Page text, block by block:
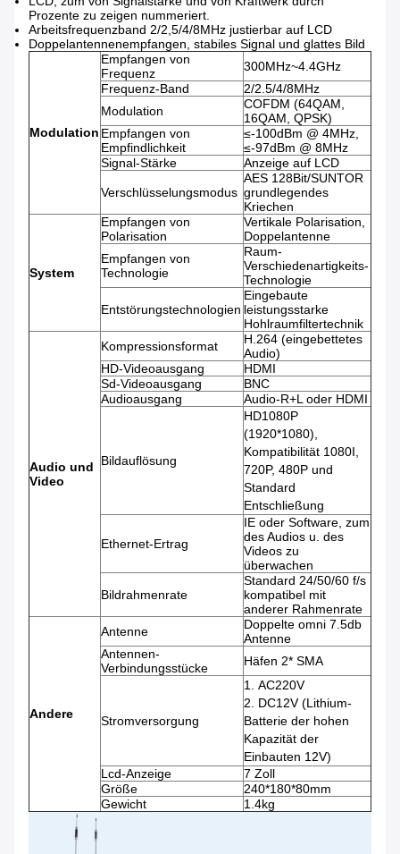
Prozente zu zeigen nummeriert.
Arbeitsfrequenzband 2/2,5/4/8MHz justierbar auf LCD
Doppelantennenempfangen, stabiles Signal und glattes Bild
Modulation
Empfangen von
Frequenz
300MHz~4.4GHz
Frequenz-Band
2/2.5/4/8MHz
Modulation
COFDM (64QAM,
16QAM, QPSK)
Empfangen von
Empfindlichkeit
≤-100dBm @ 4MHz,
≤-97dBm @ 8MHz
Signal-Stärke
Anzeige auf LCD
Verschlüsselungsmodus
AES 128Bit/SUNTOR
grundlegendes
Kriechen
System
Empfangen von
Polarisation
Vertikale Polarisation,
Doppelantenne
Empfangen von
Technologie
Raum-
Verschiedenartigkeits-
Technologie
Entstörungstechnologien
Eingebaute
leistungsstarke
Hohlraumfiltertechnik
Audio und
Video
Kompressionsformat
H.264 (eingebettetes
Audio)
HD-Videoausgang
HDMI
Sd-Videoausgang
BNC
Audioausgang
Audio-R+L oder HDMI
Bildauflösung
HD1080P
(1920*1080),
Kompatibilität 1080I,
720P, 480P und
Standard
Entschließung
Ethernet-Ertrag
IE oder Software, zum
des Audios u. des
Videos zu
überwachen
Bildrahmenrate
Standard 24/50/60 f/s
kompatibel mit
anderer Rahmenrate
Andere
Antenne
Doppelte omni 7.5db
Antenne
Antennen-
Verbindungsstücke
Häfen 2* SMA
Stromversorgung
1. AC220V
2. DC12V (Lithium-
Batterie der hohen
Kapazität der
Einbauten 12V)
Lcd-Anzeige
7 Zoll
Größe
240*180*80mm
Gewicht
1.4kg